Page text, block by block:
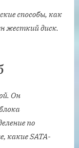
способы, как
жесткий диск.
Он
по
какие SATA-